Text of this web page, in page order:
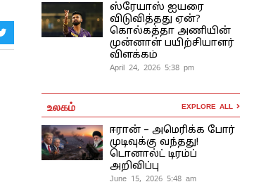
ஸ்ரேயாஸ் ஐயரை
விடுவித்தது ஏன்?
கொல்கத்தா அணியின்
முன்னாள் பயிற்சியாளர்
விளக்கம்
April 24, 2026 5:38 pm
உலகம் EXPLORE ALL
ஈரான் – அமெரிக்க போர்
முடிவுக்கு வந்தது!
டொனால்ட் டிரம்ப்
அறிவிப்பு
June 15, 2026 5:48 am